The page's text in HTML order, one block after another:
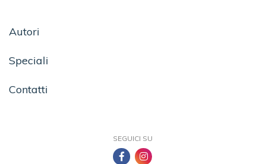
Autori
Speciali
Contatti
SEGUICI SU